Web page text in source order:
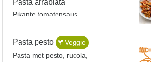
Pasta arrabiata
Pikante tomatensaus
Pasta pesto Veggie
Pasta met pesto, rucola,